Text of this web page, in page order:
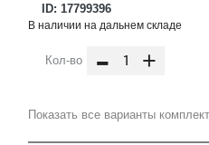
ID: 17799396
В наличии на дальнем складе
Кол-во - +
Показать все варианты